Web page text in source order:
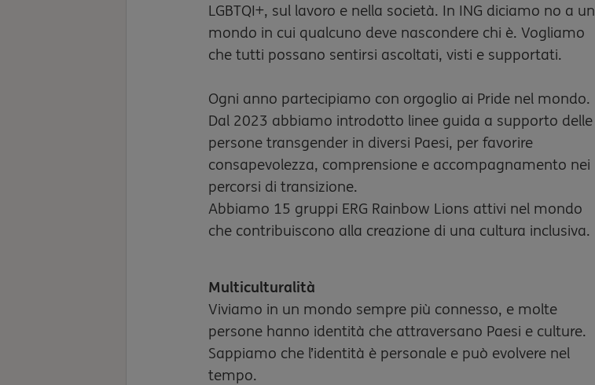
LGBTQI+, sul lavoro e nella società. In ING diciamo no a un
mondo in cui qualcuno deve nascondere chi è. Vogliamo
che tutti possano sentirsi ascoltati, visti e supportati.
Ogni anno partecipiamo con orgoglio ai Pride nel mondo.
Dal 2023 abbiamo introdotto linee guida a supporto delle
persone transgender in diversi Paesi, per favorire
consapevolezza, comprensione e accompagnamento nei
percorsi di transizione.
Abbiamo 15 gruppi ERG Rainbow Lions attivi nel mondo
che contribuiscono alla creazione di una cultura inclusiva.
Multiculturalità
Viviamo in un mondo sempre più connesso, e molte
persone hanno identità che attraversano Paesi e culture.
Sappiamo che l’identità è personale e può evolvere nel
tempo.